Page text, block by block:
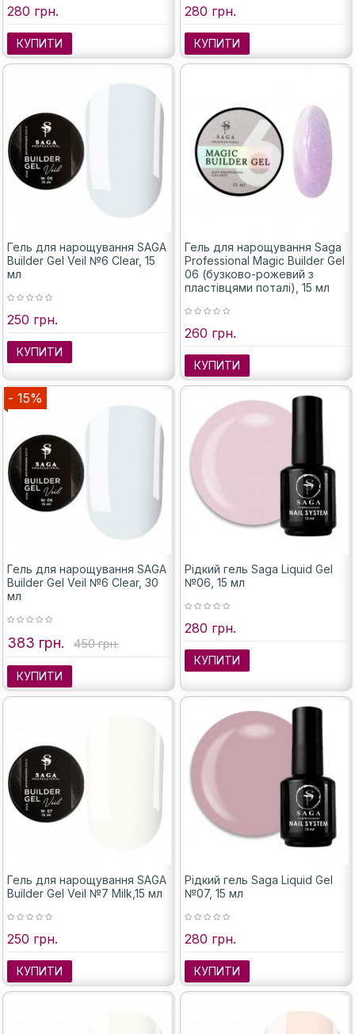
280 грн.
КУПИТИ
280 грн.
КУПИТИ
Гель для нарощування SAGA
Builder Gel Veil №6 Clear, 15
мл
250 грн.
КУПИТИ
Гель для нарощування Saga
Professional Magic Builder Gel
06 (бузково-рожевий з
пластівцями поталі), 15 мл
260 грн.
КУПИТИ
- 15%
Гель для нарощування SAGA
Builder Gel Veil №6 Clear, 30
мл
383 грн. 450 грн.
КУПИТИ
Рідкий гель Saga Liquid Gel
№06, 15 мл
280 грн.
КУПИТИ
Гель для нарощування SAGA
Builder Gel Veil №7 Milk,15 мл
250 грн.
КУПИТИ
Рідкий гель Saga Liquid Gel
№07, 15 мл
280 грн.
КУПИТИ